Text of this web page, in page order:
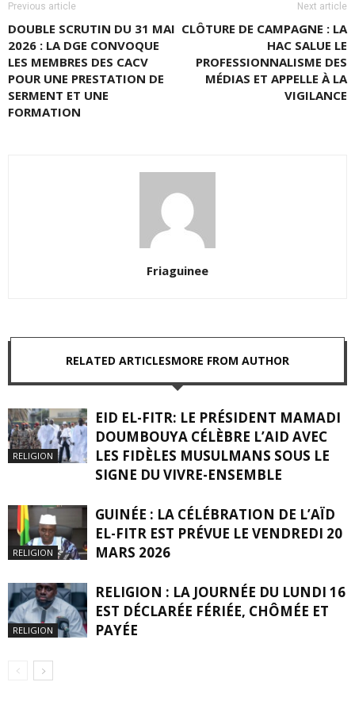
Previous article
DOUBLE SCRUTIN DU 31 MAI
2026 : LA DGE CONVOQUE
LES MEMBRES DES CACV
POUR UNE PRESTATION DE
SERMENT ET UNE
FORMATION
Next article
CLÔTURE DE CAMPAGNE : LA
HAC SALUE LE
PROFESSIONNALISME DES
MÉDIAS ET APPELLE À LA
VIGILANCE
Friaguinee
RELATED ARTICLESMORE FROM AUTHOR
RELIGION
EID EL-FITR: LE PRÉSIDENT MAMADI
DOUMBOUYA CÉLÈBRE L’AID AVEC
LES FIDÈLES MUSULMANS SOUS LE
SIGNE DU VIVRE-ENSEMBLE
RELIGION
GUINÉE : LA CÉLÉBRATION DE L’AÏD
EL-FITR EST PRÉVUE LE VENDREDI 20
MARS 2026
RELIGION
RELIGION : LA JOURNÉE DU LUNDI 16
EST DÉCLARÉE FÉRIÉE, CHÔMÉE ET
PAYÉE